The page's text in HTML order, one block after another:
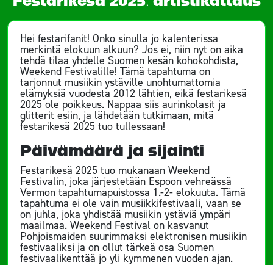
Hei festarifanit! Onko sinulla jo kalenterissa
merkintä elokuun alkuun? Jos ei, niin nyt on aika
tehdä tilaa yhdelle Suomen kesän kohokohdista,
Weekend Festivalille! Tämä tapahtuma on
tarjonnut musiikin ystäville unohtumattomia
elämyksiä vuodesta 2012 lähtien, eikä festarikesä
2025 ole poikkeus. Nappaa siis aurinkolasit ja
glitterit esiin, ja lähdetään tutkimaan, mitä
festarikesä 2025 tuo tullessaan!
Päivämäärä ja sijainti
Festarikesä 2025 tuo mukanaan Weekend
Festivalin, joka järjestetään Espoon vehreässä
Vermon tapahtumapuistossa 1.-2- elokuuta. Tämä
tapahtuma ei ole vain musiikkifestivaali, vaan se
on juhla, joka yhdistää musiikin ystäviä ympäri
maailmaa. Weekend Festival on kasvanut
Pohjoismaiden suurimmaksi elektronisen musiikin
festivaaliksi ja on ollut tärkeä osa Suomen
festivaalikenttää jo yli kymmenen vuoden ajan.